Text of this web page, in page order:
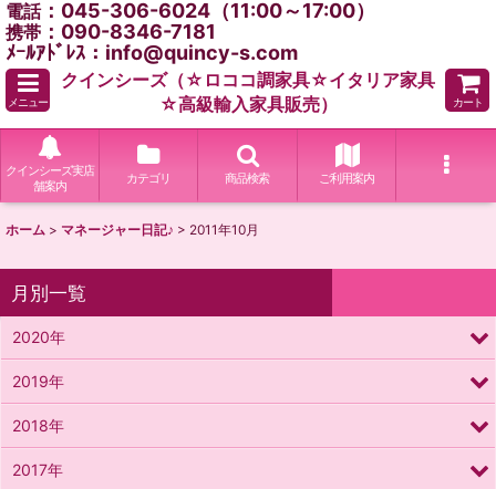
電話：045-306-6024（11:00～17:00）
携帯 ：090-8346-7181
ﾒｰﾙｱﾄﾞﾚｽ：info@quincy-s.com
メニュー
クインシーズ（☆ロココ調家具☆イタリア家具
☆高級輸入家具販売）
カート
クインシーズ実店
舗案内
カテゴリ 商品検索 ご利用案内
ホーム > マネージャー日記♪ > 2011年10月
月別一覧
2020年
2019年
2018年
2017年